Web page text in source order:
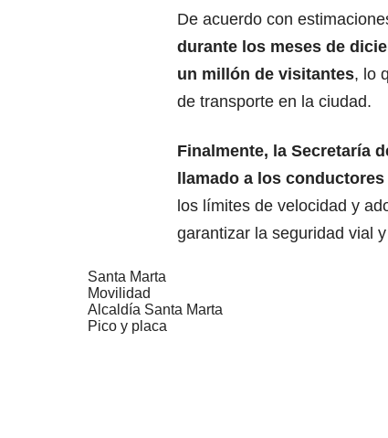
De acuerdo con
durante los meses de
un millón de visitantes, lo
de transporte en la ciudad.
Finalmente, la Secretaría
llamado a los
los límites de velocidad y
garantizar la seguridad vial
Santa Marta
Movilidad
Alcaldía Santa Marta
Pico y placa